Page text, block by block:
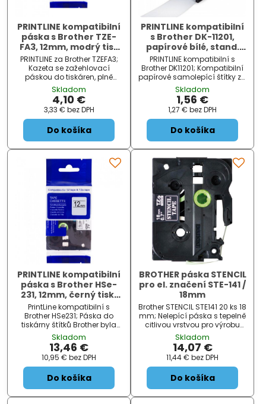
PRINTLINE kompatibilní
páska s Brother TZE-
FA3, 12mm, modrý tisk
/bílý podklad,
zažehlovací
PRINTLINE za Brother TZEFA3;
Kazeta se zažehlovací
páskou do tiskáren, plně
kompatibilní s páskami
Brother. ZÁKLADNÍ
SPECIFIKACE; Barva: modrý
tisk / bílý podklad; Šířka
pás...
Skladom
4,10 €
3,33 € bez DPH
Do košíka
PRINTLINE kompatibilní
s Brother DK-11201,
papírové bílé, stand.
adresy, 29x90mm,
400ks
PRINTLINE kompatibilní s
Brother DK11201; Kompatibilní
papírové samolepící štítky za
Brother DK11201. Štítky jsou
určeny pouze pro tiskárny
štítků BROTHER QL. ZÁKLADNÍ
SPECIFIKACE; Typ:...
Skladom
1,56 €
1,27 € bez DPH
Do košíka
PRINTLINE kompatibilní
páska s Brother HSe-
231, 12mm, černý tisk/
bílý podklad, bužírka
PrintLine kompatibilní s
Brother HSe231; Páska do
tiskárny štítků Brother byla
testována v náročných
podmínkách, je vhodná pro
80 až 150 °C a odolává i
chemikáliím. Je ideální pro
profesionální štítkování.
Páska v s...
Skladom
13,46 €
10,95 € bez DPH
Do košíka
BROTHER páska STENCIL
pro el. značení STE-141 /
18mm
Brother STENCIL STE141 20 ks 18
mm; Nelepící páska s tepelně
citlivou vrstvou pro výrobu
šablon elektrochemického
značení. ZÁKLADNÍ
SPECIFIKACE; Barva: černý
tisk/transparentní podkla...
Skladom
14,07 €
11,44 € bez DPH
Do košíka